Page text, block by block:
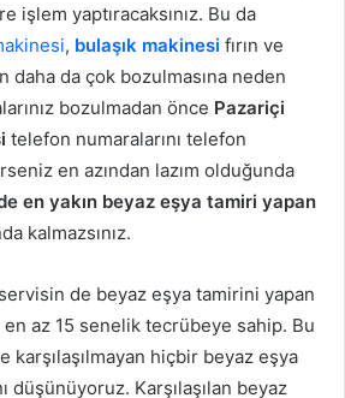
işlem yaptıracaksınız. Bu da
, bulaşık makinesi fırın ve
daha da çok bozulmasına neden
bozulmadan önce Pazariçi
telefon numaralarını telefon
en azından lazım olduğunda
en yakın beyaz eşya tamiri yapan
kalmazsınız.
de beyaz eşya tamirini yapan
en az 15 senelik tecrübeye sahip. Bu
hiçbir beyaz eşya
düşünüyoruz. Karşılaşılan beyaz